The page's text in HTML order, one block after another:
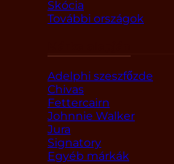
Skócia
További országok
Adelphi szeszfőzde
Chivas
Fettercairn
Johnnie Walker
Jura
Signatory
Egyéb márkák